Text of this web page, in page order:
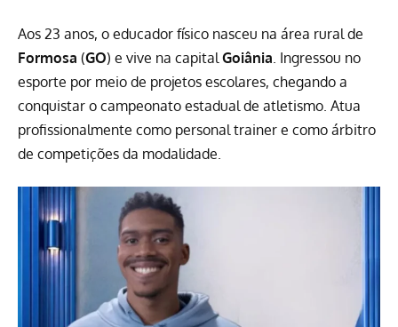
Aos 23 anos, o educador físico nasceu na área rural de
Formosa (GO) e vive na capitalGoiânia. Ingressou no
esporte por meio de projetos escolares, chegando a
conquistar o campeonato estadual de atletismo. Atua
profissionalmente como personal trainer e como árbitro
de competições da modalidade.